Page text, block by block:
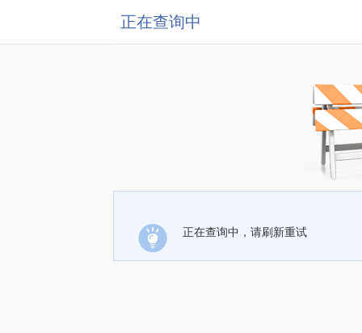
正在查询中
正在查询中，请刷新重试